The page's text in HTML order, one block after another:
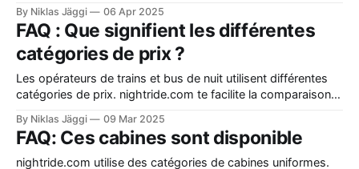
services.
By Niklas Jäggi 06 Apr 2025
FAQ : Que signifient les différentes
catégories de prix ?
Les opérateurs de trains et bus de nuit utilisent différentes
catégories de prix. nightride.com te facilite la comparaison
By Niklas Jäggi 09 Mar 2025
FAQ: Ces cabines sont disponible
nightride.com utilise des catégories de cabines uniformes.